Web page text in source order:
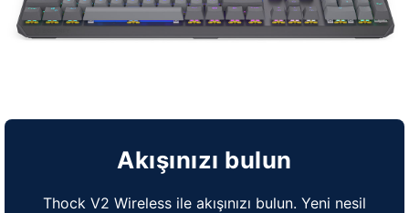
Akışınızı bulun
Thock V2 Wireless ile akışınızı bulun. Yeni nesil